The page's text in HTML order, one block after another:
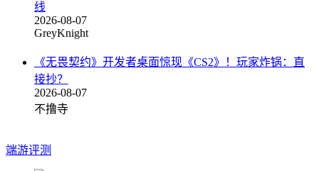
线
2026-08-07
GreyKnight
《无畏契约》开发者桌面惊现《CS2》！玩家炸锅：直
接抄？
2026-08-07
不撸寺
端游评测